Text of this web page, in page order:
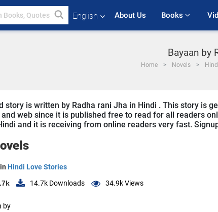
English About Us Books
Bayaan by
Home Novels
story is written by Radha rani Jha in Hindi . This story is
web since it is published free to read for all readers
and it is receiving from online readers very fast.
in Hindi Love Stories
14.7k Downloads 34.9kViews
by